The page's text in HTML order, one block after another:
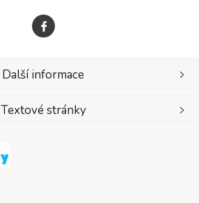
Další informace
Textové stránky